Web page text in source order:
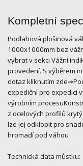
Kompletní
Podlahová plošinová
1000x1000mm bez
vybrat v sekci Vážní
provedení. S výběrem
dotaz kliknutím
expediční pro expedici
výrobním
z ocelových profilů
lze jej odklopit pro
hromadí pod váhou
Technická data můstku: